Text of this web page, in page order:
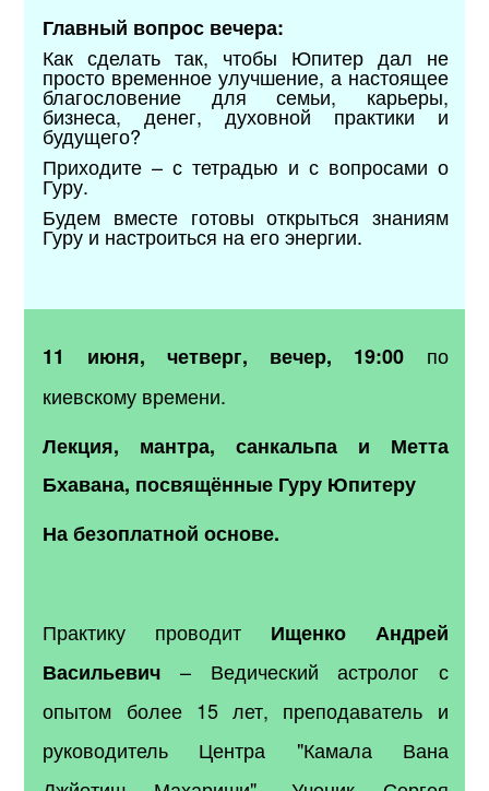
Главный вопрос вечера:
Как сделать так, чтобы Юпитер дал не
просто временное улучшение, а настоящее
благословение для семьи, карьеры,
бизнеса, денег, духовной практики и
будущего?
Приходите – с тетрадью и с вопросами о
Гуру.
Будем вместе готовы открыться знаниям
Гуру и настроиться на его энергии.
11 июня, четверг, вечер, 19:00 по
киевскому времени.
Лекция, мантра, санкальпа и Метта
Бхавана, посвящённые Гуру Юпитеру
На безоплатной основе.
Практику проводит Ищенко Андрей
Васильевич – Ведический астролог с
опытом более 15 лет, преподаватель и
руководитель Центра "Камала Вана